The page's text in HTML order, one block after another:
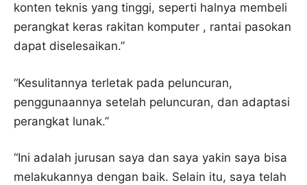
konten teknis yang tinggi, seperti halnya membeli
perangkat keras rakitan komputer , rantai pasokan
dapat diselesaikan.”
“Kesulitannya terletak pada peluncuran,
penggunaannya setelah peluncuran, dan adaptasi
perangkat lunak.”
“Ini adalah jurusan saya dan saya yakin saya bisa
melakukannya dengan baik. Selain itu, saya telah